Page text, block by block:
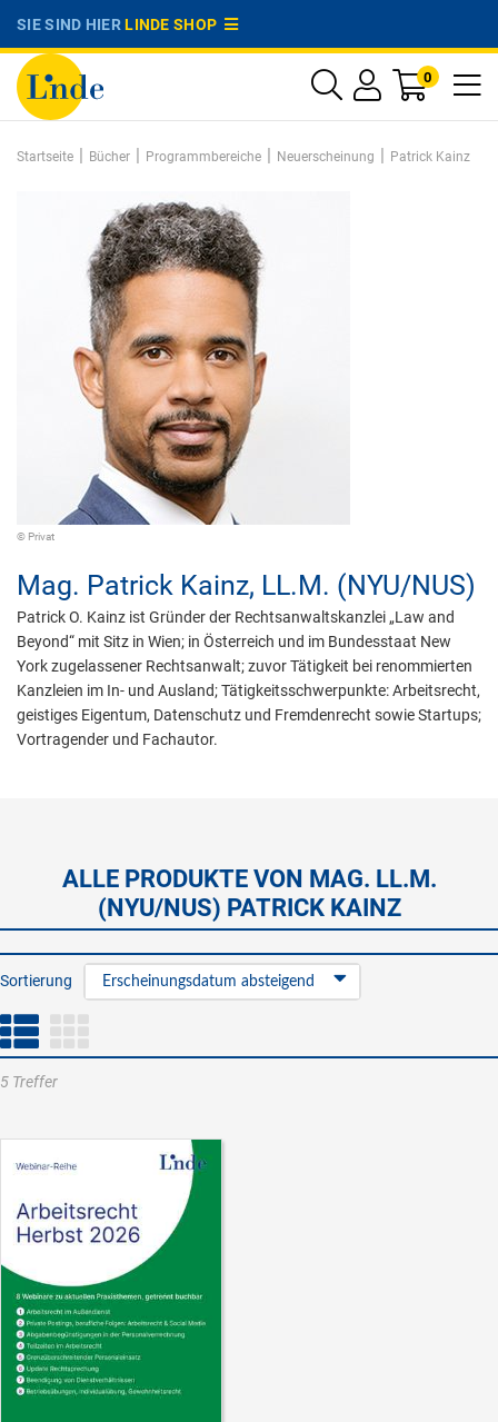
SIE SIND HIERLINDE SHOP
0
Startseite | Bücher | Programmbereiche | Neuerscheinung | Patrick Kainz
© Privat
Mag. Patrick Kainz, LL.M. (NYU/NUS)
Patrick O. Kainz ist Gründer der Rechtsanwaltskanzlei „Law and
Beyond“ mit Sitz in Wien; in Österreich und im Bundesstaat New
York zugelassener Rechtsanwalt; zuvor Tätigkeit bei renommierten
Kanzleien im In- und Ausland; Tätigkeitsschwerpunkte: Arbeitsrecht,
geistiges Eigentum, Datenschutz und Fremdenrecht sowie Startups;
Vortragender und Fachautor.
ALLE PRODUKTE VON MAG. LL.M.
(NYU/NUS) PATRICK KAINZ
Sortierung Erscheinungsdatum absteigend
5 Treffer